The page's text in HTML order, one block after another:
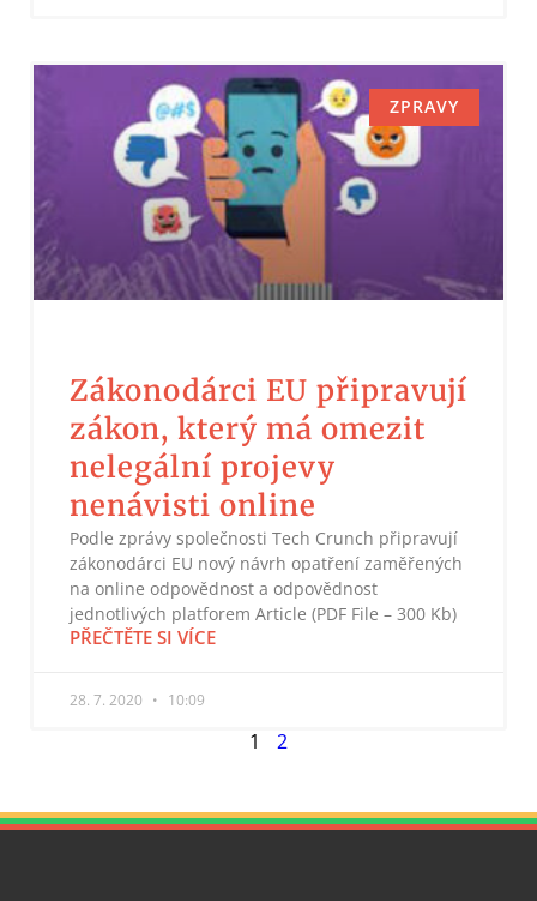
ZPRAVY
Zákonodárci EU připravují
zákon, který má omezit
nelegální projevy
nenávisti online
Podle zprávy společnosti Tech Crunch připravují
zákonodárci EU nový návrh opatření zaměřených
na online odpovědnost a odpovědnost
jednotlivých platforem Article (PDF File – 300 Kb)
PŘEČTĚTE SI VÍCE
28. 7. 2020 10:09
1 2